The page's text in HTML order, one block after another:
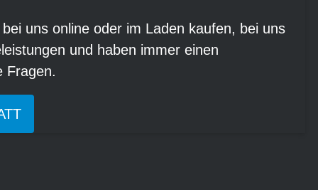
uns online oder im Laden kaufen, bei uns
und haben immer einen
Fragen.